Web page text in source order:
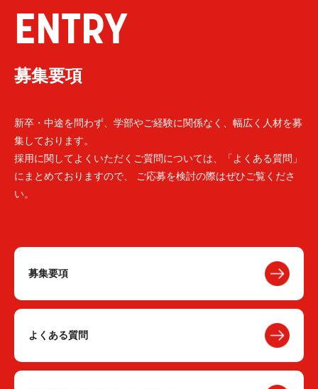
ENTRY
募集要項
新卒・中途を問わず、学部やご経験に関係なく、幅広く人材を募
集しております。
採用に関してよくいただくご質問については、「よくある質問」
にまとめておりますので、 ご応募を検討の際はぜひご覧くださ
い。
募集要項
よくある質問